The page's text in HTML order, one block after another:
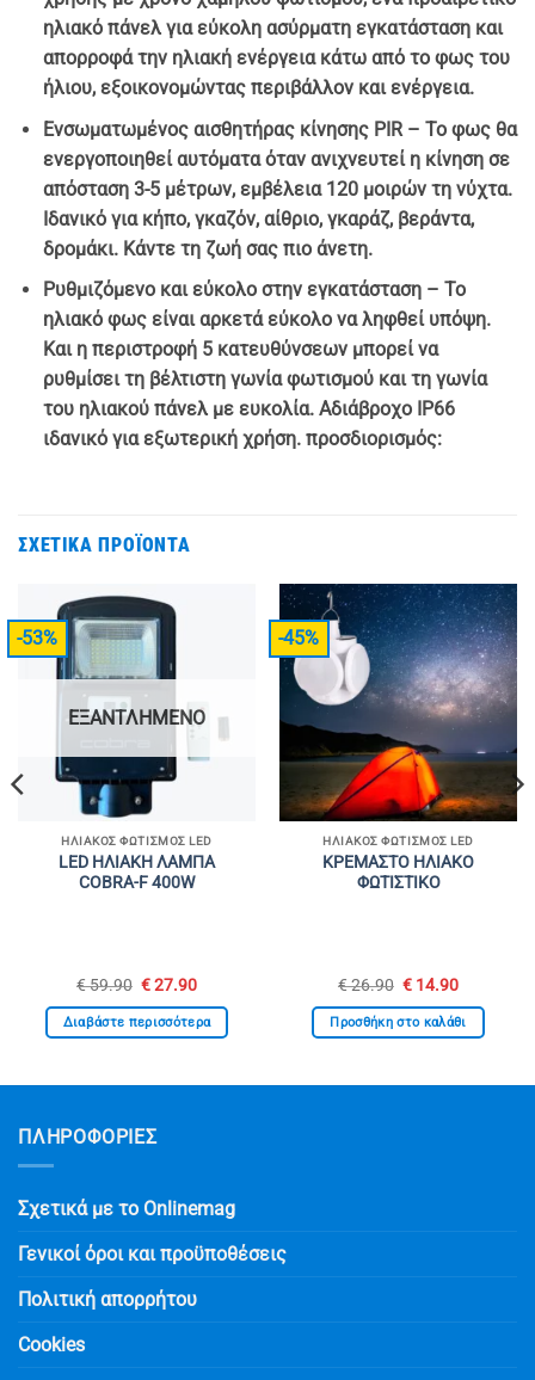
ηλιακό πάνελ για εύκολη ασύρματη εγκατάσταση και
απορροφά την ηλιακή ενέργεια κάτω από το φως του
ήλιου, εξοικονομώντας περιβάλλον και ενέργεια.
Ενσωματωμένος αισθητήρας κίνησης PIR – Το φως θα
ενεργοποιηθεί αυτόματα όταν ανιχνευτεί η κίνηση σε
απόσταση 3-5 μέτρων, εμβέλεια 120 μοιρών τη νύχτα.
Ιδανικό για κήπο, γκαζόν, αίθριο, γκαράζ, βεράντα,
δρομάκι. Κάντε τη ζωή σας πιο άνετη.
Ρυθμιζόμενο και εύκολο στην εγκατάσταση – Το
ηλιακό φως είναι αρκετά εύκολο να ληφθεί υπόψη.
Και η περιστροφή 5 κατευθύνσεων μπορεί να
ρυθμίσει τη βέλτιστη γωνία φωτισμού και τη γωνία
του ηλιακού πάνελ με ευκολία. Αδιάβροχο IP66
ιδανικό για εξωτερική χρήση. προσδιορισμός:
ΣΧΕΤΙΚΆ ΠΡΟΪΌΝΤΑ
-53%
ΕΞΑΝΤΛΗΜΈΝΟ
ΗΛΙΑΚΌΣ ΦΩΤΙΣΜΌΣ LED
LED ΗΛΙΑΚΗ ΛΑΜΠΑ
COBRA-F 400W
€59.90 Original
was:
€ 59.90.
€27.90Η
τιμή
είναι:
Διαβάστε περισσότερα
-45%
ΗΛΙΑΚΌΣ ΦΩΤΙΣΜΌΣ LED
ΚΡΕΜΑΣΤΟ ΗΛΙΑΚΟ
ΦΩΤΙΣΤΙΚΟ
€26.90 Original
was:
€ 26.90.
€ 14.90Η
τιμή
είναι:
Προσθήκη στο καλάθι
ΠΛΗΡΟΦΟΡΙΕΣ
Σχετικά με το Onlinemag
Γενικοί όροι και προϋποθέσεις
Πολιτική απορρήτου
Cookies